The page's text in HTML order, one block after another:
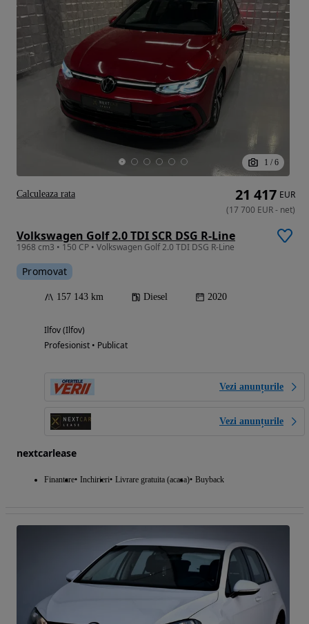
1 / 6
Volkswagen Golf 2.0 TDI SCR DSG R-Line
1968 cm3 • 150 CP • Volkswagen Golf 2.0 TDI DSG R-Line
Promovat
157 143 km Diesel 2020
Ilfov (Ilfov)
Profesionist • Publicat
Vezi anunțurile
Vezi anunțurile
nextcarlease
Finantare Inchirieri Livrare gratuita (acasa) Buyback
21 417 EUR
(17 700 EUR- net)
Calculeaza rata